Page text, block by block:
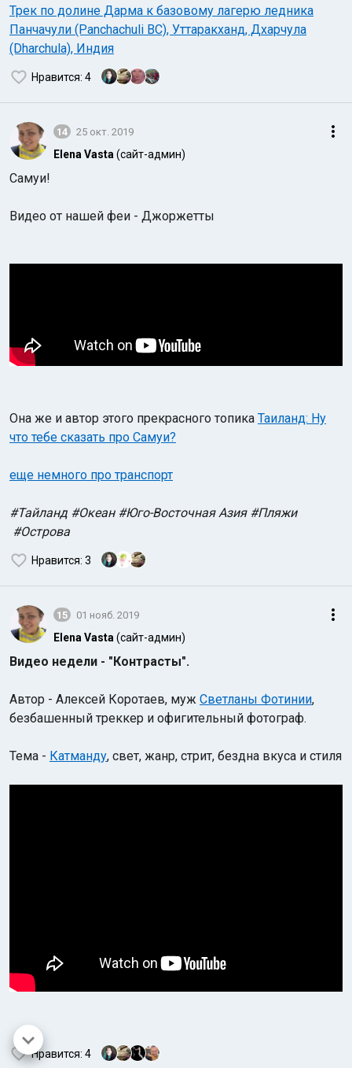
Трек по долине Дарма к базовому лагерю ледника
Панчачули (Panchachuli BC), Уттаракханд, Дхарчула
(Dharchula), Индия
Нравится: 4
14 25 окт. 2019
Elena Vasta (сайт-админ)
Самуи!
Видео от нашей феи - Джоржетты
Она же и автор этого прекрасного топика Таиланд: Ну
что тебе сказать про Самуи?
еще немного про транспорт
#Тайланд #Океан #Юго-Восточная Азия #Пляжи
#Острова
Нравится: 3
15 01 нояб. 2019
Elena Vasta (сайт-админ)
Видео недели - "Контрасты".
Автор - Алексей Коротаев, муж Светланы Фотинии,
безбашенный треккер и офигительный фотограф.
Тема - Катманду, свет, жанр, стрит, бездна вкуса и стиля
Нравится: 4